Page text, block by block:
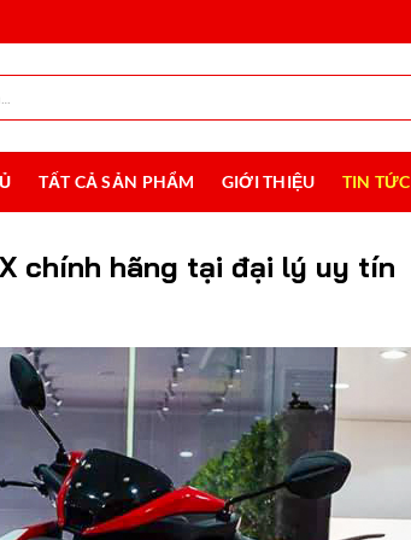
TẤT CẢ SẢN PHẨM GIỚI THIỆU TIN TỨC
chính hãng tại đại lý uy tín